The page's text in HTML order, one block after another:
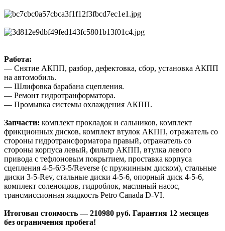
Работа:
— Снятие АКПП, разбор, дефектовка, сбор, установка АКПП
на автомобиль.
— Шлифовка барабана сцепления.
— Ремонт гидротранформатора.
— Промывка системы охлаждения АКПП.
Запчасти: комплект прокладок и сальников, комплект
фрикционных дисков, комплект втулок АКПП, отражатель со
стороны гидротрансформатора правый, отражатель со
стороны корпуса левый, фильтр АКПП, втулка левого
привода с тефлоновым покрытием, проставка корпуса
сцепления 4-5-6/3-5/Reverse (с пружинным диском), стальные
диски 3-5-Rev, стальные диски 4-5-6, опорный диск 4-5-6,
комплект соленоидов, гидроблок, масляный насос,
трансмиссионная жидкость Petro Canada D-VI.
Итоговая стоимость — 210980 руб. Гарантия 12 месяцев
без ограничения пробега!